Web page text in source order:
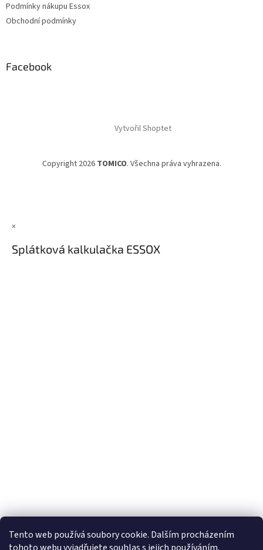
Tento web používá soubory cookie. Dalším procházením
Podmínky nákupu Essox
Obchodní podmínky
Facebook
Vytvořil Shoptet
Copyright 2026 TOMICO. Všechna práva vyhrazena.
×
Splátková kalkulačka ESSOX